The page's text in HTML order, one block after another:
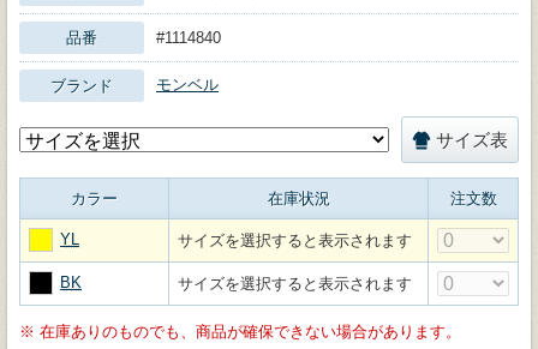
品番 #1114840
ブランド モンベル
サイズ表
カラー 在庫状況 注文数
YL サイズを選択すると表示されます
BK サイズを選択すると表示されます
※ 在庫ありのものでも、商品が確保できない場合があります。